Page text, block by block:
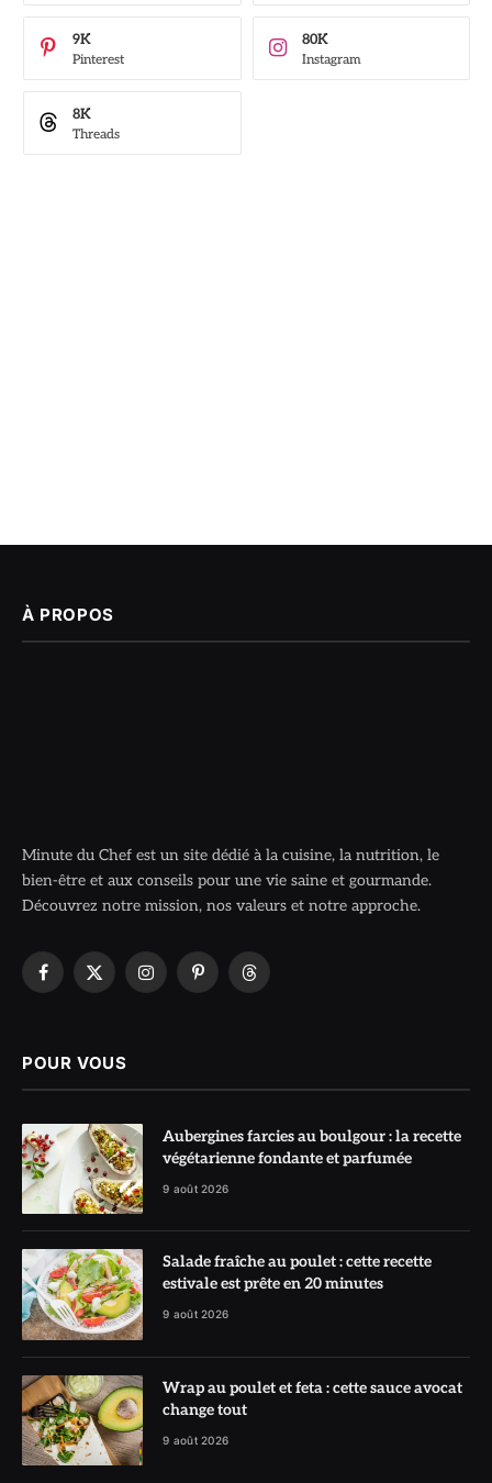
Pinterest
9K
Instagram
80K
Threads
8K
À PROPOS
Minute du Chef est un site dédié à la cuisine, la nutrition, le
bien-être et aux conseils pour une vie saine et gourmande.
Découvrez notre mission, nos valeurs et notre approche.
Facebook
X
InstagramPinterestThreads
POUR VOUS
Aubergines farcies au boulgour : la recette
végétarienne fondante et parfumée
9 août 2026
Salade fraîche au poulet : cette recette
estivale est prête en 20 minutes
9 août 2026
Wrap au poulet et feta : cette sauce avocat
change tout
9 août 2026